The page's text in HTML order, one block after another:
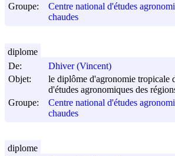
Groupe:
Centre national d'études
chaudes
De:
Dhiver (Vincent)
Objet:
le diplôme d'agronomie tropicale
d'études agronomiques des
Groupe:
Centre national d'études
chaudes
diplome
diplome